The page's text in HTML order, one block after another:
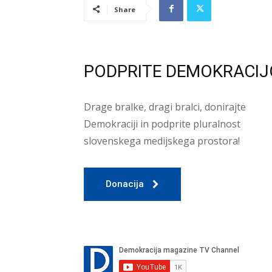
Share
PODPRITE
Drage bralke, dragi bralci, donirajte
Demokraciji in podprite pluralnost
slovenskega medijskega prostora!
Donacija